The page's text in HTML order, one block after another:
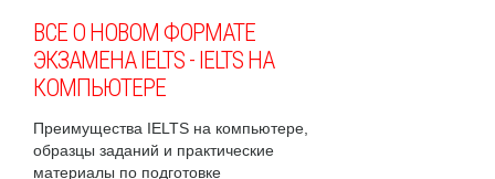
ВСЕ О НОВОМ ФОРМАТЕ
ЭКЗАМЕНА IELTS - IELTS НА
КОМПЬЮТЕРЕ
Преимущества IELTS на компьютере,
образцы заданий и практические
материалы по подготовке